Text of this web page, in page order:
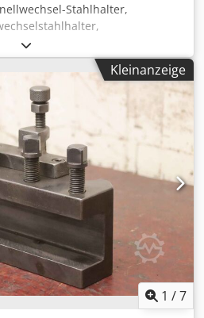
Stahlhalter,
Schnellwechsel-
Drehstahlhalter -
Drehstahlhalter B2 1
-Aufnahmeabmessungen: siehe
-Anzahl: 3x Halter vorhanden -
60/H145 mm -Gewicht:
Kleinanzeige
1 /7